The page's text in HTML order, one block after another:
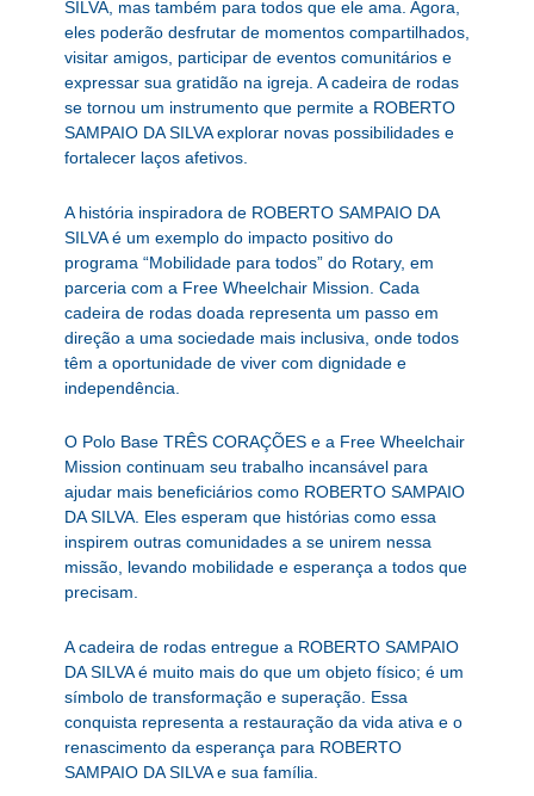
SILVA, mas também para todos que ele ama. Agora,
eles poderão desfrutar de momentos compartilhados,
visitar amigos, participar de eventos comunitários e
expressar sua gratidão na igreja. A cadeira de rodas
se tornou um instrumento que permite a ROBERTO
SAMPAIO DA SILVA explorar novas possibilidades e
fortalecer laços afetivos.
A história inspiradora de ROBERTO SAMPAIO DA
SILVA é um exemplo do impacto positivo do
programa “Mobilidade para todos” do Rotary, em
parceria com a Free Wheelchair Mission. Cada
cadeira de rodas doada representa um passo em
direção a uma sociedade mais inclusiva, onde todos
têm a oportunidade de viver com dignidade e
independência.
O Polo Base TRÊS CORAÇÕES e a Free Wheelchair
Mission continuam seu trabalho incansável para
ajudar mais beneficiários como ROBERTO SAMPAIO
DA SILVA. Eles esperam que histórias como essa
inspirem outras comunidades a se unirem nessa
missão, levando mobilidade e esperança a todos que
precisam.
A cadeira de rodas entregue a ROBERTO SAMPAIO
DA SILVA é muito mais do que um objeto físico; é um
símbolo de transformação e superação. Essa
conquista representa a restauração da vida ativa e o
renascimento da esperança para ROBERTO
SAMPAIO DA SILVA e sua família.